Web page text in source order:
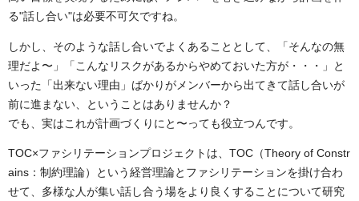
る"話し合い"は必要不可欠ですね。
しかし、そのような話し合いでよくあることとして、「そんなの無
理だよ〜」「こんなリスクがあるからやめておいた方が・・・」と
いった「出来ない理由」ばかりがメンバーから出てきて話し合いが
前に進まない、ということはありませんか？
でも、実はこれが計画づくりにと〜っても役立つんです。
TOC×ファシリテーションプロジェクトは、TOC（Theory of Constr
ains：制約理論）という経営理論とファシリテーションを掛け合わ
せて、多様な人が集い話し合う場をより良くすることについて研究